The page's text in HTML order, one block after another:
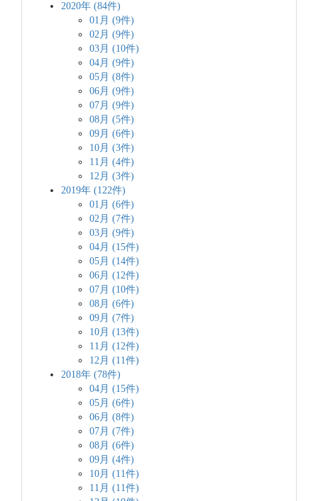
2020年 (84件)
01月 (9件)
02月 (9件)
03月 (10件)
04月 (9件)
05月 (8件)
06月 (9件)
07月 (9件)
08月 (5件)
09月 (6件)
10月 (3件)
11月 (4件)
12月 (3件)
2019年 (122件)
01月 (6件)
02月 (7件)
03月 (9件)
04月 (15件)
05月 (14件)
06月 (12件)
07月 (10件)
08月 (6件)
09月 (7件)
10月 (13件)
11月 (12件)
12月 (11件)
2018年 (78件)
04月 (15件)
05月 (6件)
06月 (8件)
07月 (7件)
08月 (6件)
09月 (4件)
10月 (11件)
11月 (11件)